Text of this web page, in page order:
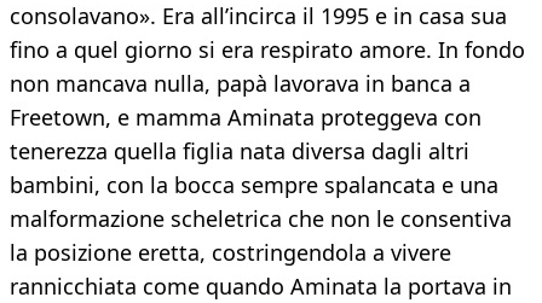
consolavano». Era all’incirca il 1995 e in casa sua
fino a quel giorno si era respirato amore. In fondo
non mancava nulla, papà lavorava in banca a
Freetown, e mamma Aminata proteggeva con
tenerezza quella figlia nata diversa dagli altri
bambini, con la bocca sempre spalancata e una
malformazione scheletrica che non le consentiva
la posizione eretta, costringendola a vivere
rannicchiata come quando Aminata la portava in